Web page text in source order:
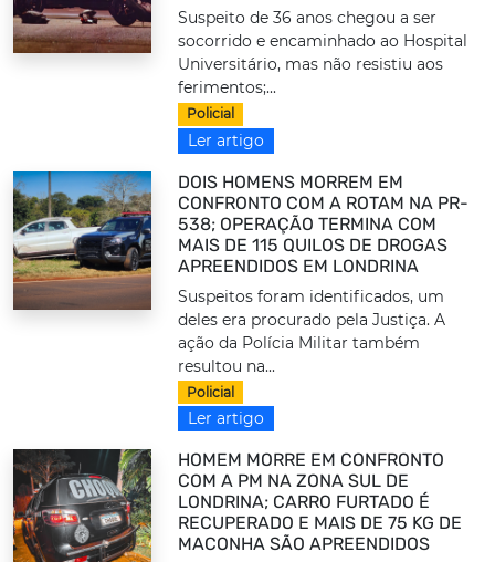
Suspeito de 36 anos chegou a ser
socorrido e encaminhado ao Hospital
Universitário, mas não resistiu aos
ferimentos;...
Policial
Ler artigo
DOIS HOMENS MORREM EM
CONFRONTO COM A ROTAM NA PR-
538; OPERAÇÃO TERMINA COM
MAIS DE 115 QUILOS DE DROGAS
APREENDIDOS EM LONDRINA
Suspeitos foram identificados, um
deles era procurado pela Justiça. A
ação da Polícia Militar também
resultou na...
Policial
Ler artigo
HOMEM MORRE EM CONFRONTO
COM A PM NA ZONA SUL DE
LONDRINA; CARRO FURTADO É
RECUPERADO E MAIS DE 75 KG DE
MACONHA SÃO APREENDIDOS